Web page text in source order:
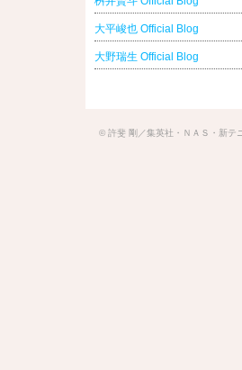
大平峻也 Official Blog
大野瑞生 Official Blog
© 許斐 剛／集英社・ＮＡＳ・新